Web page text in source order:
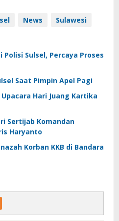
News Sulawesi
Sulsel, Percaya Proses
Saat Pimpin Apel Pagi
Hari Juang Kartika
Sertijab Komandan
Haryanto
Korban KKB di Bandara